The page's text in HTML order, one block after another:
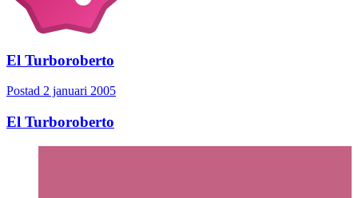
El Turboroberto
Postad 2 januari 2005
El Turboroberto